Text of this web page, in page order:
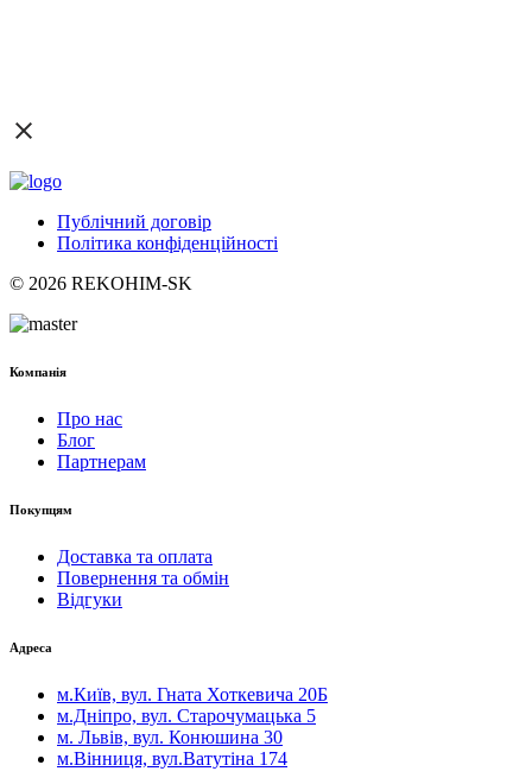
Публічний договір
Політика конфіденційності
© 2026 REKOHIM-SK
Компанія
Про нас
Блог
Партнерам
Покупцям
Доставка та оплата
Повернення та обмін
Відгуки
Адреса
м.Київ, вул. Гната Хоткевича 20Б
м.Дніпро, вул. Старочумацька 5
м. Львів, вул. Конюшина 30
м.Вінниця, вул.Ватутіна 174